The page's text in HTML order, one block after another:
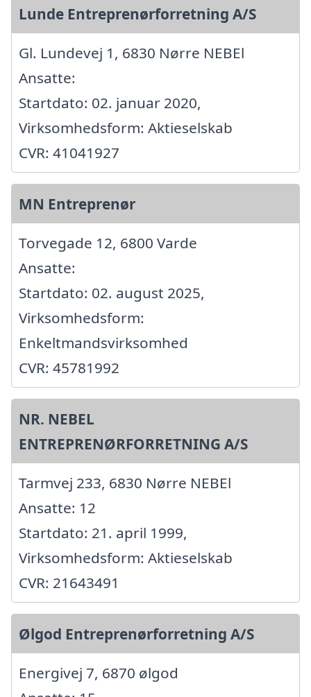
Lunde Entreprenørforretning A/S
Gl. Lundevej 1, 6830 Nørre NEBEl
Ansatte:
Startdato: 02. januar 2020,
Virksomhedsform: Aktieselskab
CVR: 41041927
MN Entreprenør
Torvegade 12, 6800 Varde
Ansatte:
Startdato: 02. august 2025,
Virksomhedsform:
Enkeltmandsvirksomhed
CVR: 45781992
NR. NEBEL
ENTREPRENØRFORRETNING A/S
Tarmvej 233, 6830 Nørre NEBEl
Ansatte: 12
Startdato: 21. april 1999,
Virksomhedsform: Aktieselskab
CVR: 21643491
Ølgod Entreprenørforretning A/S
Energivej 7, 6870 ølgod